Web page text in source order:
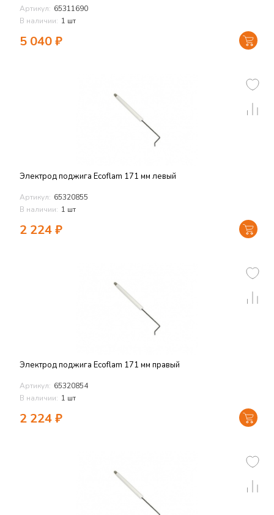
Артикул: 65311690
В наличии: 1 шт
5 040₽
Электрод поджига Ecoflam 171 мм левый
Артикул: 65320855
В наличии: 1 шт
2 224₽
Электрод поджига Ecoflam 171 мм правый
Артикул: 65320854
В наличии: 1 шт
2 224₽